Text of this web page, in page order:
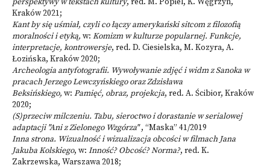
perspektywy w tekstach kultury, red. M. Popiel, K. Węgrzyn,
Kraków 2021;
Kant by się uśmiał, czyli co łączy amerykański sitcom z filozofią
moralności i etyką, w: Komizm w kulturze popularnej. Funkcje,
interpretacje, kontrowersje, red. D. Ciesielska, M. Kozyra, A.
Łozińska, Kraków 2020;
Archeologia antyfotografii. Wywoływanie zdjęć i widm z Sanoka w
pracach Jerzego Lewczyńskiego oraz Zdzisława
Beksińskiego, w: Pamięć, obraz, projekcja, red. A. Ścibior, Kraków
2020;
(S)przeciw milczeniu. Tabu, sieroctwo i dorastanie w serialowej
adaptacji "Ani z Zielonego Wzgórza", “Maska” 41/2019
Inna strona. Wizualność i wizualizacja obcości w filmach Jana
Jakuba Kolskiego, w: Inność? Obcość? Norma?, red. K.
Zakrzewska, Warszawa 2018;